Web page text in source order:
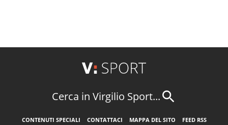
Cerca in Virgilio Sport...
CONTENUTI SPECIALI CONTATTACI MAPPA DEL SITO
FEED RSS